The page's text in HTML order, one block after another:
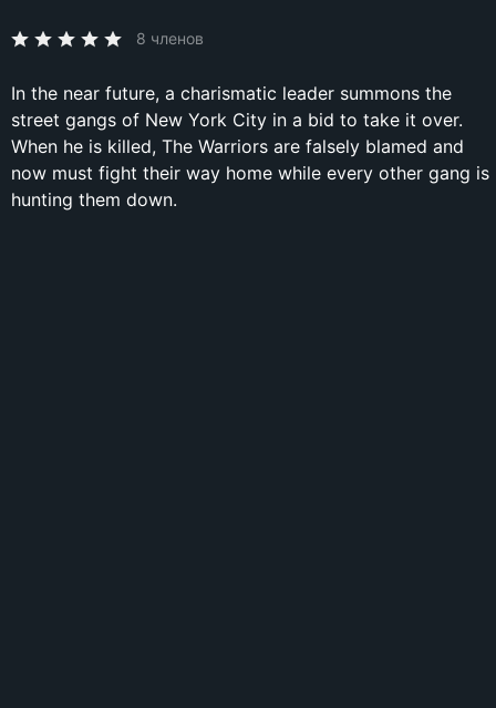
8 членов
In the near future, a charismatic leader summons the
street gangs of New York City in a bid to take it over.
When he is killed, The Warriors are falsely blamed and
now must fight their way home while every other gang is
hunting them down.